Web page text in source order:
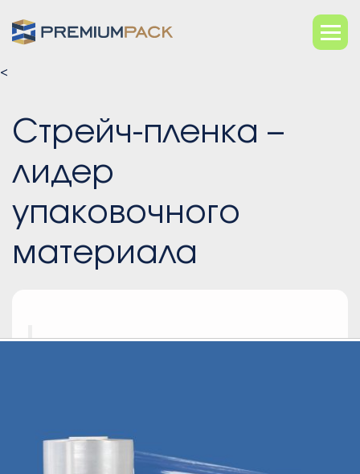
<
Стрейч-пленка –
лидер
упаковочного
материала